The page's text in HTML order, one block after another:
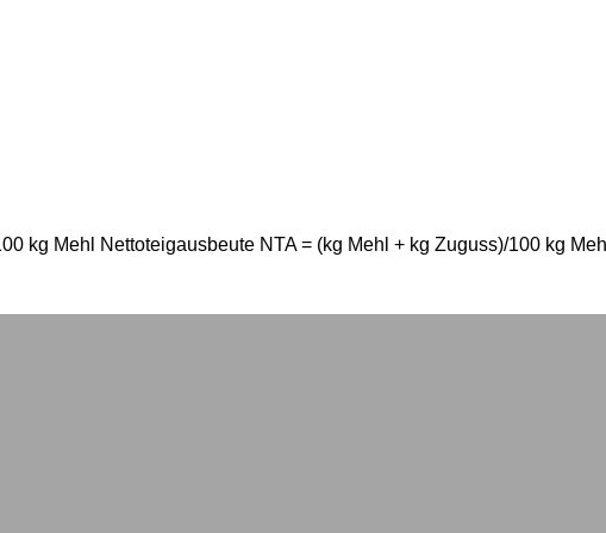
kg Mehl Nettoteigausbeute NTA = (kg Mehl + kg Zuguss)/100 kg